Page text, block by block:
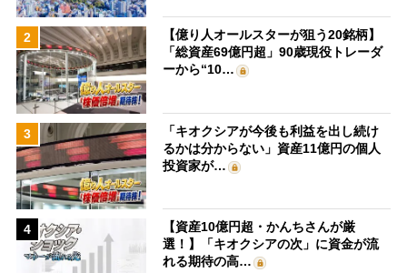
2
【億り人オールスターが狙う20銘柄】
「総資産69億円超」90歳現役トレーダ
ーから“10…
3
「キオクシアが今後も利益を出し続け
るかは分からない」資産11億円の個人
投資家が…
4
【資産10億円超・かんちさんが厳
選！】「キオクシアの次」に資金が流
れる期待の高…